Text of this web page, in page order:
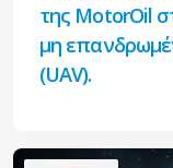
της ΜotorOil
μη
(UAV).